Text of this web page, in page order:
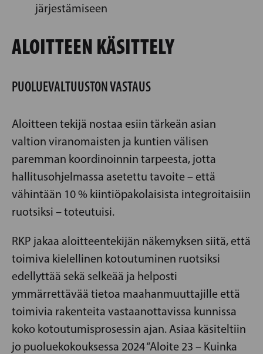
järjestämiseen
ALOITTEEN KÄSITTELY
PUOLUEVALTUUSTON VASTAUS
Aloitteen tekijä nostaa esiin tärkeän asian
valtion viranomaisten ja kuntien välisen
paremman koordinoinnin tarpeesta, jotta
hallitusohjelmassa asetettu tavoite – että
vähintään 10 % kiintiöpakolaisista integroitaisiin
ruotsiksi – toteutuisi.
RKP jakaa aloitteentekijän näkemyksen siitä, että
toimiva kielellinen kotoutuminen ruotsiksi
edellyttää sekä selkeää ja helposti
ymmärrettävää tietoa maahanmuuttajille että
toimivia rakenteita vastaanottavissa kunnissa
koko kotoutumisprosessin ajan. Asiaa käsiteltiin
jo puoluekokouksessa 2024 “Aloite 23 – Kuinka